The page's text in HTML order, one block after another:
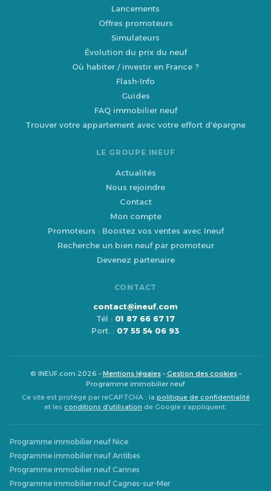
Lancements
Offres promoteurs
Simulateurs
Évolution du prix du neuf
Où habiter / investir en France ?
Flash-Info
Guides
FAQ immobilier neuf
Trouver votre appartement avec votre effort d'épargne
LE GROUPE INEUF
Actualités
Nous rejoindre
Contact
Mon compte
Promoteurs : Boostez vos ventes avec Ineuf
Recherche un bien neuf par promoteur
Devenez partenaire
CONTACT
contact@ineuf.com
Tél : 01 87 66 67 17
Port. : 07 55 54 06 93
© INEUF.com 2026 –Mentions légales–Gestion des cookies–
Programme immobilier neuf
Ce site est protégé par reCAPTCHA : la politique de confidentialité
et les conditions d’utilisation de Google s’appliquent.
Programme immobilier neuf Nice
Programme immobilier neuf Antibes
Programme immobilier neuf Cannes
Programme immobilier neuf Cagnes-sur-Mer